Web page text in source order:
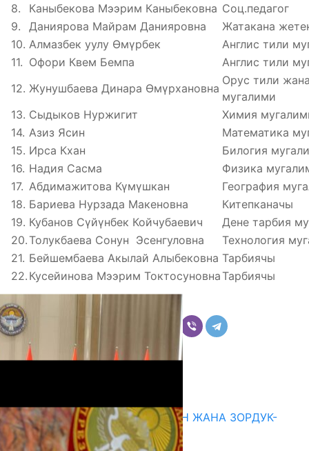
8.
Каныбекова Мээрим Каныбековна Соц.педагог
9.
Даниярова Майрам Данияровна
Жатакана
10. Алмазбек уулу Өмүрбек
Англис тили
11. Офори Квем Бемпа
Англис тили
12. Жунушбаева Динара Өмүрхановна
Орус тили
мугалими
13. Сыдыков Нуржигит
Химия
14. Азиз Ясин
Математика
15. Ирса Кхан
Билогия
16. Надия Сасма
Физика
17. Абдимажитова Күмүшкан
География
18. Бариева Нурзада Макеновна
Китепканачы
19. Кубанов Сүйүнбек Койчубаевич
Дене тарбия
20. Толукбаева Сонун Эсенгуловна
Технология
21. Бейшембаева Акылай Алыбековна Тарбиячы
22. Кусейинова Мээрим Токтосуновна Тарбиячы
Комментарийлер
ГЕНДЕРДИК БАСМЫРЛООДОН ЖАНА ЗОРДУК-
ЗОМБУЛУКТАН КОРГОО